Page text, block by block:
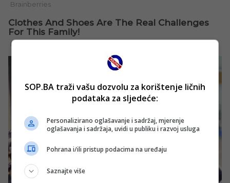
SOP.BA traži vašu dozvolu za korištenje ličnih
podataka za sljedeće:
Personalizirano oglašavanje i sadržaj, mjerenje
oglašavanja i sadržaja, uvidi u publiku i razvoj usluga
Pohrana i/ili pristup podacima na uređaju
Saznajte više